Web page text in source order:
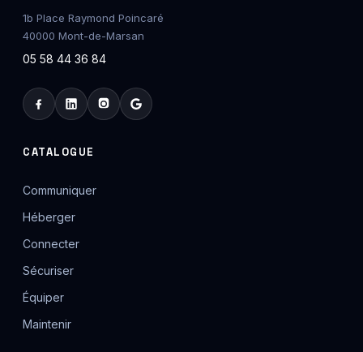
1b Place Raymond Poincaré
40000 Mont-de-Marsan
05 58 44 36 84
CATALOGUE
Communiquer
Héberger
Connecter
Sécuriser
Équiper
Maintenir